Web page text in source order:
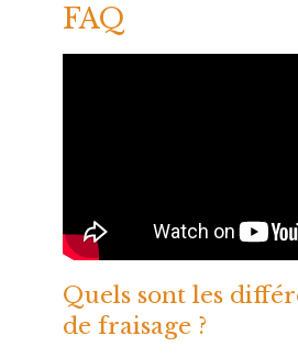
FAQ
Quels sont les
de fraisage ?